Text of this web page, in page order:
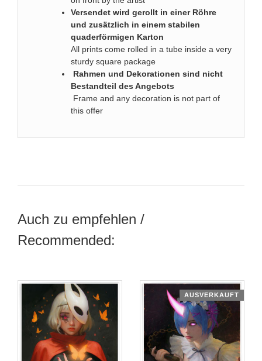
Versendet wird gerollt in einer Röhre
und zusätzlich in einem stabilen
quaderförmigen Karton
All prints come rolled in a tube inside a very
sturdy square package
Rahmen und Dekorationen sind nicht
Bestandteil des Angebots
Frame and any decoration is not part of
this offer
Auch zu empfehlen /
Recommended:
AUSVERKAUFT